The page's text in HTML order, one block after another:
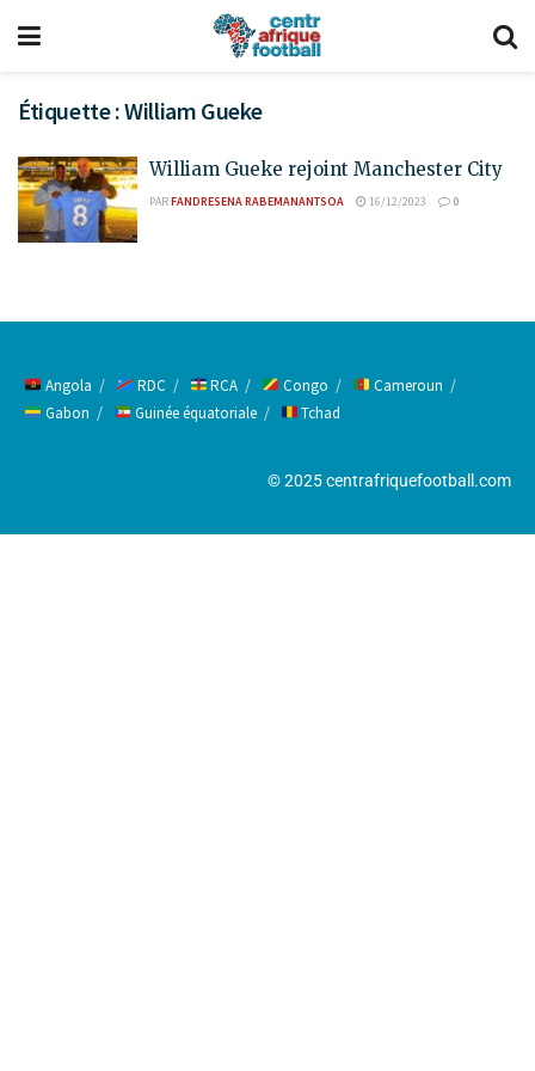
Étiquette :William Gueke
William Gueke rejoint Manchester City
PARFANDRESENA RABEMANANTSOA 16/12/2023 0
Angola RDC RCA Congo
Cameroun
Gabon
Guinée équatoriale Tchad
© 2025 centrafriquefootball.com